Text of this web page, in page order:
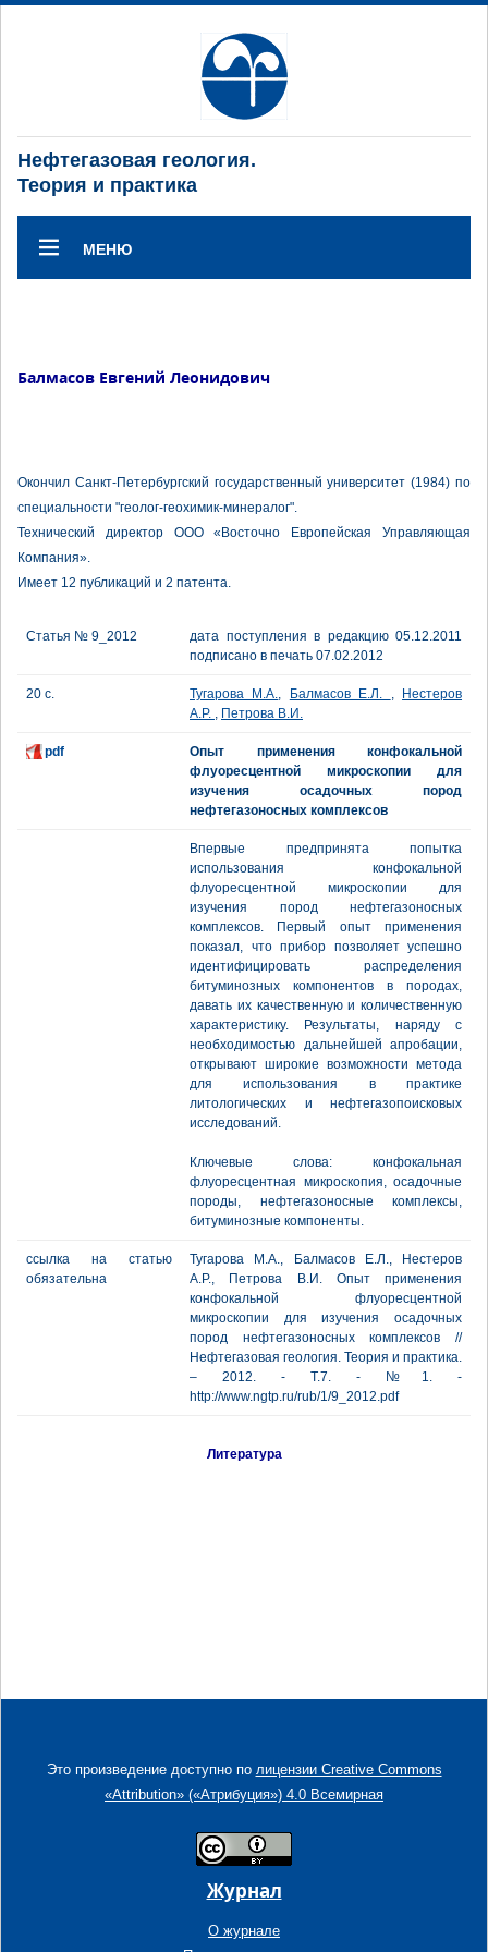
Нефтегазовая геология.
Теория и практика
МЕНЮ
Балмасов Евгений Леонидович
Окончил Санкт-Петербургский государственный университет (1984) по
специальности "геолог-геохимик-минералог".
Технический директор ООО «Восточно Европейская Управляющая
Компания».
Имеет 12 публикаций и 2 патента.
Статья № 9_2012
дата поступления в редакцию 05.12.2011
подписано в печать 07.02.2012
20 с. Тугарова М.А., Балмасов Е.Л. ,
Нестеров
А.Р. , Петрова В.И.
pdf
Опыт применения конфокальной
флуоресцентной микроскопии для
изучения осадочных пород
нефтегазоносных комплексов
Впервые предпринята попытка
использования конфокальной
флуоресцентной микроскопии для
изучения пород нефтегазоносных
комплексов. Первый опыт применения
показал, что прибор позволяет успешно
идентифицировать распределения
битуминозных компонентов в породах,
давать их качественную и количественную
характеристику. Результаты, наряду с
необходимостью дальнейшей апробации,
открывают широкие возможности метода
для использования в практике
литологических и нефтегазопоисковых
исследований.
Ключевые слова: конфокальная
флуоресцентная микроскопия, осадочные
породы, нефтегазоносные комплексы,
битуминозные компоненты.
ссылка на статью
обязательна
Тугарова М.А., Балмасов Е.Л., Нестеров
А.Р., Петрова В.И. Опыт применения
конфокальной флуоресцентной
микроскопии для изучения осадочных
пород нефтегазоносных комплексов //
Нефтегазовая геология. Теория и практика.
– 2012. - Т.7. - №1. -
http://www.ngtp.ru/rub/1/9_2012.pdf
Литература
Это произведение доступно по лицензии Creative Commons
«Attribution» («Атрибуция») 4.0 Всемирная
Журнал
О журнале